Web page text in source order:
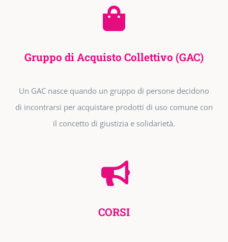
Gruppo di Acquisto Collettivo (GAC)
Un GAC nasce quando un gruppo di persone decidono
di incontrarsi per acquistare prodotti di uso comune con
il concetto di giustizia e solidarietà.
CORSI